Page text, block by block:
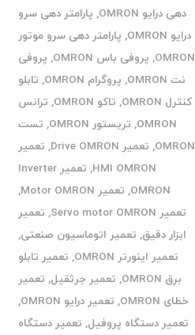
دهی درایو OMRON
, پارامتر دهی سرو
درایو OMRON
, پارامتر دهی سرو موتور
OMRON
, پروفی باس OMRON , پروفی
نت OMRON
, پروگرام OMRON , تابلو
کنترل OMRON
, تاکو OMRON , ترانس
OMRON
, تریستور OMRON , تست
OMRON
, تعمیر Drive OMRON , تعمیر
HMI OMRON
,
تعمیر Inverter
OMRON
, تعمیر Motor OMRON
,
تعمیر Servo motor OMRON
, تعمیر
ابزار دقیق, تعمیر اتوماسیون صنعتی,
تعمیر اینورتر OMRON
, تعمیر تابلو
برق OMRON
, تعمیر جرثقیل, تعمیر
خطای OMRON
, تعمیر درایو OMRON
,
تعمیر دستگاه پروفیل, تعمیر دستگاه